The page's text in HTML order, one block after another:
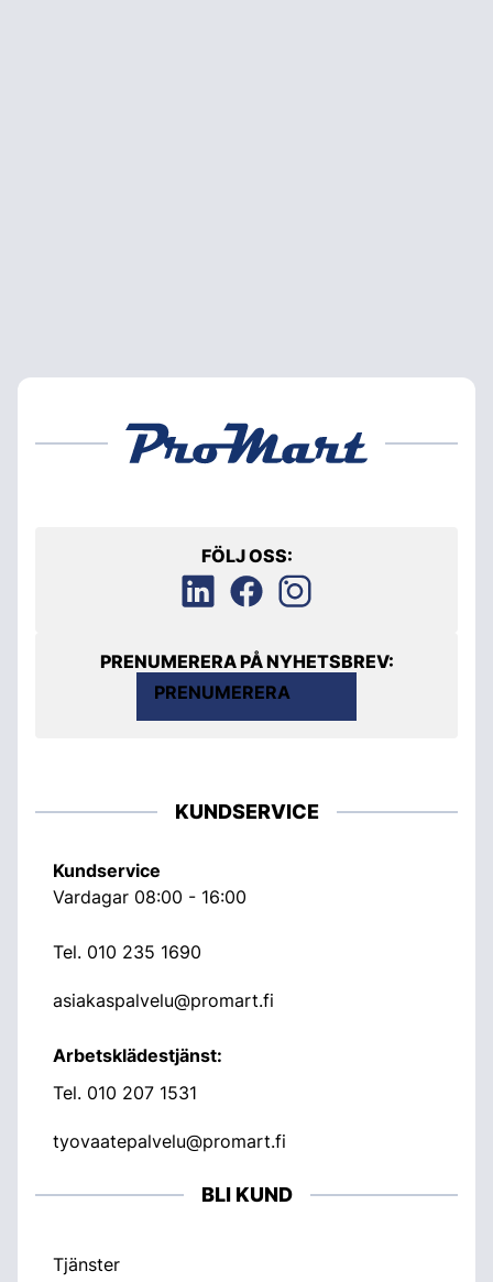
FÖLJ OSS:
PRENUMERERA PÅ NYHETSBREV:
PRENUMERERA
KUNDSERVICE
Kundservice
Vardagar 08:00 - 16:00
Tel. 010 235 1690
asiakaspalvelu@promart.fi
Arbetsklädestjänst:
Tel. 010 207 1531
tyovaatepalvelu@promart.fi
BLI KUND
Tjänster